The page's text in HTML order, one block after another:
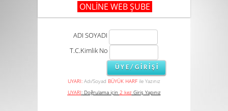
ONLİNE WEB ŞUBE
ADI SOYADI
T.C.Kimlik No
UYARI: Adı/Soyad BÜYÜK HARF ile Yazınız
UYARI:Doğrulama için 2 kez Giriş Yapınız